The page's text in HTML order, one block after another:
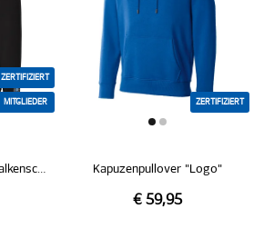
ZERTIFIZIERT
MITGLIEDER
SC Kapuzenpullover "Balkenschal"
ZERTIFIZIERT
Kapuzenpullover "Logo"
€ 59,95